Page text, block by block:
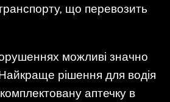
що перевозить
можливі значно
Найкраще рішення для водія
аптечку в